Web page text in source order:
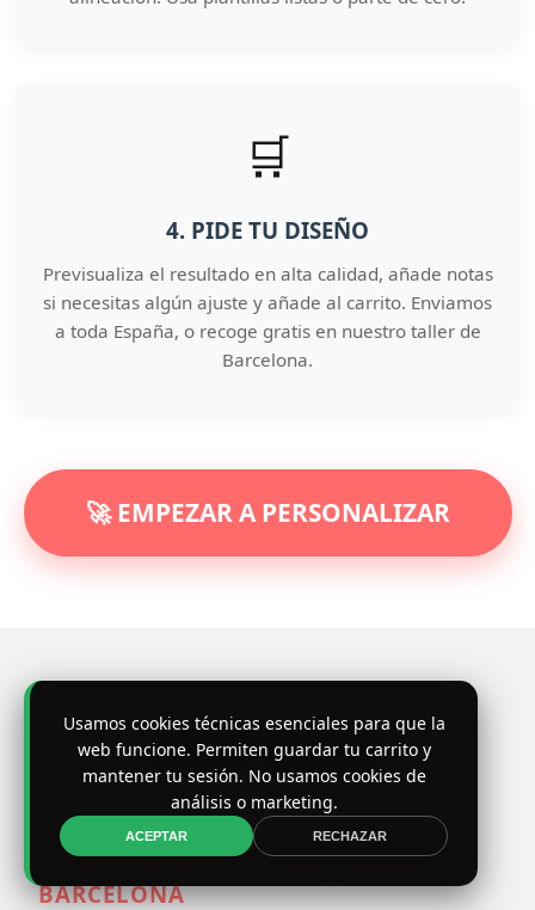
🛒
4. PIDE TU DISEÑO
Previsualiza el resultado en alta calidad, añade notas
si necesitas algún ajuste y añade al carrito. Enviamos
a toda España, o recoge gratis en nuestro taller de
Barcelona.
🚀 EMPEZAR A PERSONALIZAR
¿Dónde estamos?
VISÍTANOS EN NUESTRO TALLER DE
BARCELONA
Usamos cookies técnicas esenciales para que la
web funcione. Permiten guardar tu carrito y
mantener tu sesión. No usamos cookies de
análisis o marketing.
ACEPTAR RECHAZAR